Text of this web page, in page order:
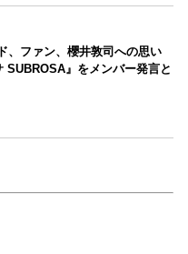
、ファン、櫻井敦司への思い
』をメンバー発言と